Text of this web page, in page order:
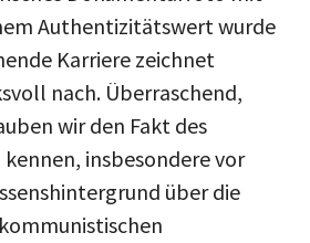
Authentizitätswert wurde
Karriere zeichnet
nach. Überraschend,
wir den Fakt des
kennen, insbesondere vor
über die